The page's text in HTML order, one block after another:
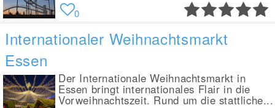
0
Internationaler Weihnachtsmarkt
Essen
Der Internationale Weihnachtsmarkt in
Essen bringt internationales Flair in die
Vorweihnachtszeit. Rund um die stattliche...